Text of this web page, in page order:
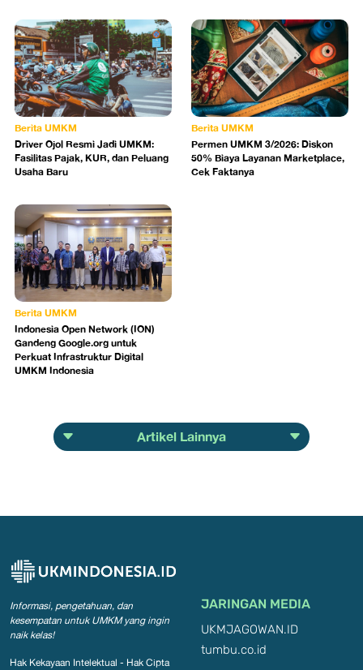
Berita UMKM
Driver Ojol Resmi Jadi UMKM:
Fasilitas Pajak, KUR, dan Peluang
Usaha Baru
Berita UMKM
Permen UMKM 3/2026: Diskon
50% Biaya Layanan Marketplace,
Cek Faktanya
Berita UMKM
Indonesia Open Network (ION)
Gandeng Google.org untuk
Perkuat Infrastruktur Digital
UMKM Indonesia
Artikel Lainnya
Informasi, pengetahuan, dan
kesempatan untuk UMKM yang ingin
naik kelas!
Hak Kekayaan Intelektual - Hak Cipta
JARINGAN MEDIA
UKMJAGOWAN.ID
tumbu.co.id